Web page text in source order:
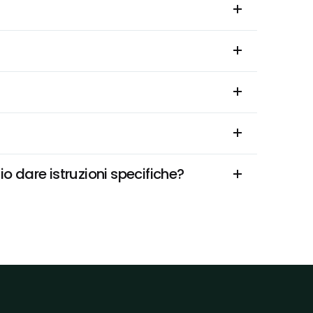
dare istruzioni specifiche?